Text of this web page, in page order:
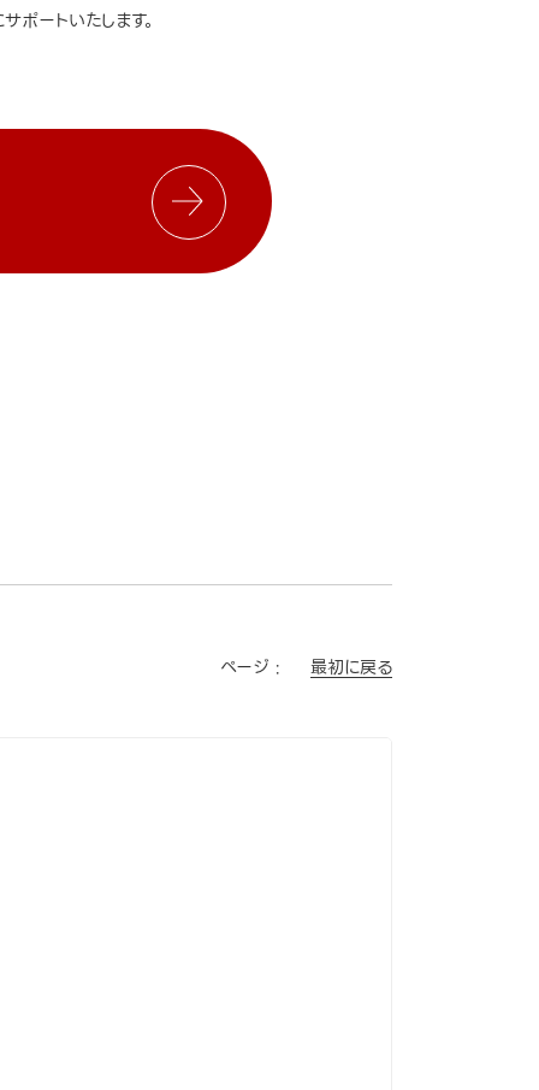
ポートいたします。
ページ : 最初に戻る